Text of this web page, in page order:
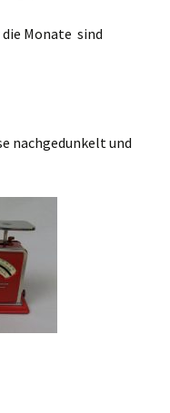
Monate sind
nachgedunkelt und